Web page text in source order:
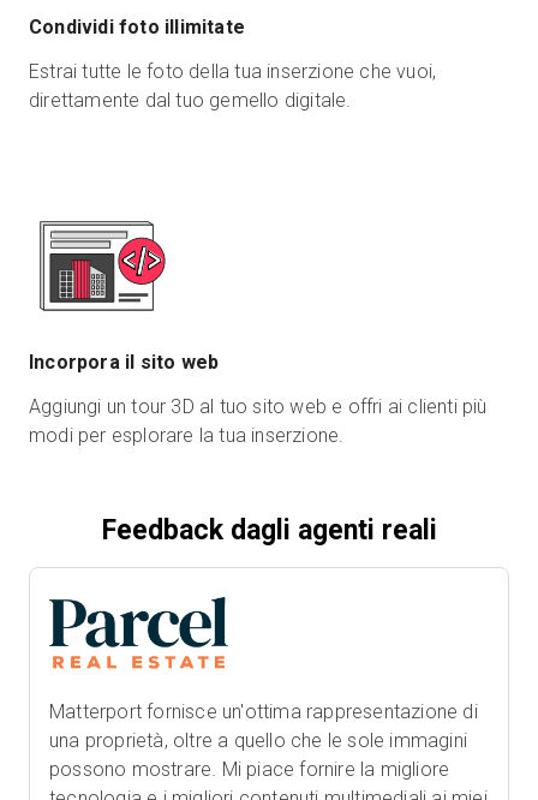
Condividi foto illimitate
Estrai tutte le foto della tua inserzione che vuoi,
direttamente dal tuo gemello digitale.
Incorpora il sito web
Aggiungi un tour 3D al tuo sito web e offri ai clienti più
modi per esplorare la tua inserzione.
Feedback dagli agenti reali
Matterport fornisce un'ottima rappresentazione di
una proprietà, oltre a quello che le sole immagini
possono mostrare. Mi piace fornire la migliore